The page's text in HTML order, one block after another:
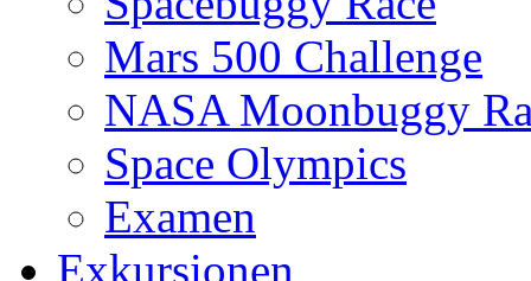
Mars 500 Challenge
NASA Moonbuggy
Space Olympics
Examen
Exkursionen